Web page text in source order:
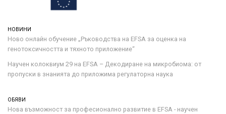
НОВИНИ
Ново онлайн обучение „Ръководства на ЕFSA за оценка на
генотоксичността и тяхното приложение“
Научен колоквиум 29 на EFSA – Декодиране на микробиома: от
пропуски в знанията до приложима регулаторна наука
ОБЯВИ
Нова възможност за професионално развитие в EFSA - научен